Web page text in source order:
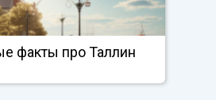
факты про Таллин